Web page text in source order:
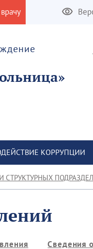
КОРРУПЦИИ
СТРУКТУРНЫХ
Сведения